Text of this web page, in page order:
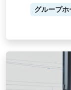
グループホ